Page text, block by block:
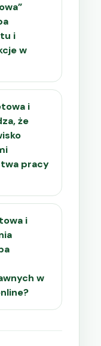
i
w
i
że
pracy
i
w